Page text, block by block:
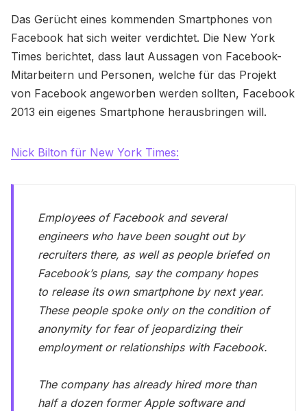
Das Gerücht eines kommenden Smartphones von
Facebook hat sich weiter verdichtet. Die New York
Times berichtet, dass laut Aussagen von Facebook-
Mitarbeitern und Personen, welche für das Projekt
von Facebook angeworben werden sollten, Facebook
2013 ein eigenes Smartphone herausbringen will.
Nick Bilton für New York Times:
Employees of Facebook and several
engineers who have been sought out by
recruiters there, as well as people briefed on
Facebook’s plans, say the company hopes
to release its own smartphone by next year.
These people spoke only on the condition of
anonymity for fear of jeopardizing their
employment or relationships with Facebook.
The company has already hired more than
half a dozen former Apple software and